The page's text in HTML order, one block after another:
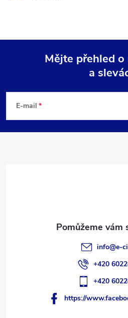
p
Mějte přehled
a
E-mail
info@e-
+420
+420
https://